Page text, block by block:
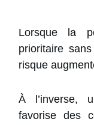
Lorsque la
prioritaire
risque
À l’inverse,
favorise des